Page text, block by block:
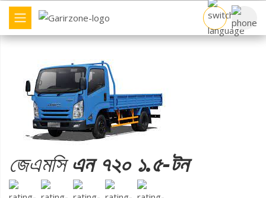
বাণিজ্যিক যান
ট্রাক তুলনা
ডিলার খুঁজুন
জেএমসিএন ৭২০ ১.৫-টন